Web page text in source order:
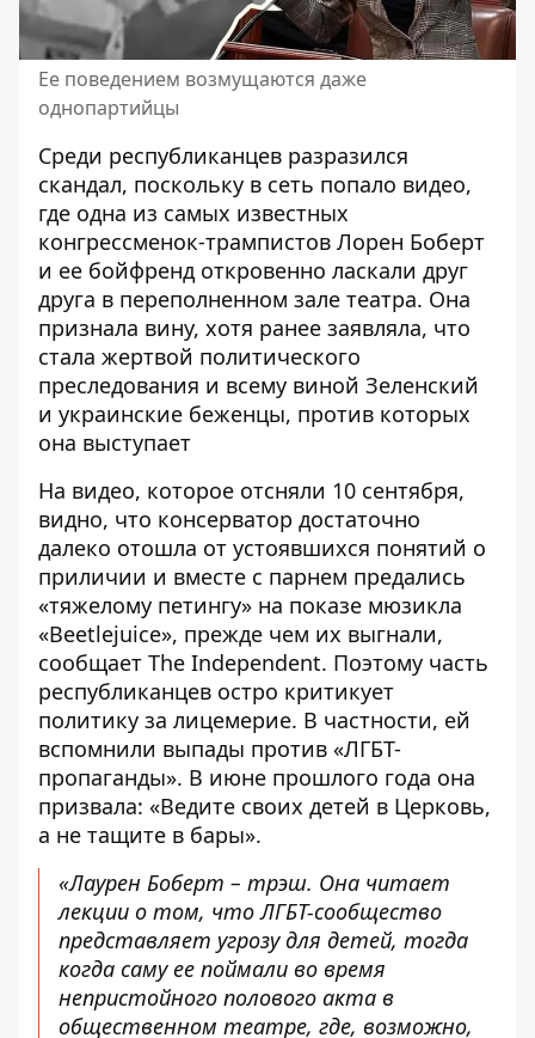
Ее поведением возмущаются даже
однопартийцы
Среди республиканцев разразился
скандал, поскольку в сеть попало видео,
где одна из самых известных
конгрессменок-трампистов Лорен Боберт
и ее бойфренд откровенно ласкали друг
друга в переполненном зале театра. Она
признала вину, хотя ранее заявляла, что
стала жертвой политического
преследования и всему виной Зеленский
и украинские беженцы, против которых
она выступает
На видео, которое отсняли 10 сентября,
видно, что консерватор достаточно
далеко отошла от устоявшихся понятий о
приличии и вместе с парнем предались
«тяжелому петингу» на показе мюзикла
«Beetlejuice», прежде чем их выгнали,
сообщает The Independent. Поэтому часть
республиканцев остро критикует
политику за лицемерие. В частности, ей
вспомнили выпады против «ЛГБТ-
пропаганды». В июне прошлого года она
призвала: «Ведите своих детей в Церковь,
а не тащите в бары».
«Лаурен Боберт – трэш. Она читает
лекции о том, что ЛГБТ-сообщество
представляет угрозу для детей, тогда
когда саму ее поймали во время
непристойного полового акта в
общественном театре, где, возможно,